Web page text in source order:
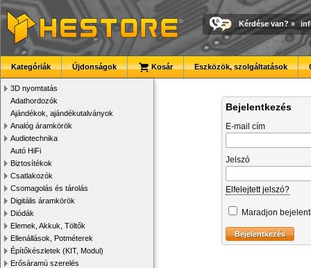
Kérdése van? »
Kategóriák Újdonságok Kosár Eszközök, szolgáltatások
3D nyomtatás
Adathordozók
Ajándékok, ajándékutalványok
Analóg áramkörök
Audiotechnika
Autó HiFi
Biztosítékok
Csatlakozók
Csomagolás és tárolás
Digitális áramkörök
Diódák
Elemek, Akkuk, Töltők
Ellenállások, Potméterek
Építőkészletek (KIT, Modul)
Erősáramú szerelés
Bejelentkezés
E-mail cím
Jelszó
Elfelejtett jelszó?
Maradjon